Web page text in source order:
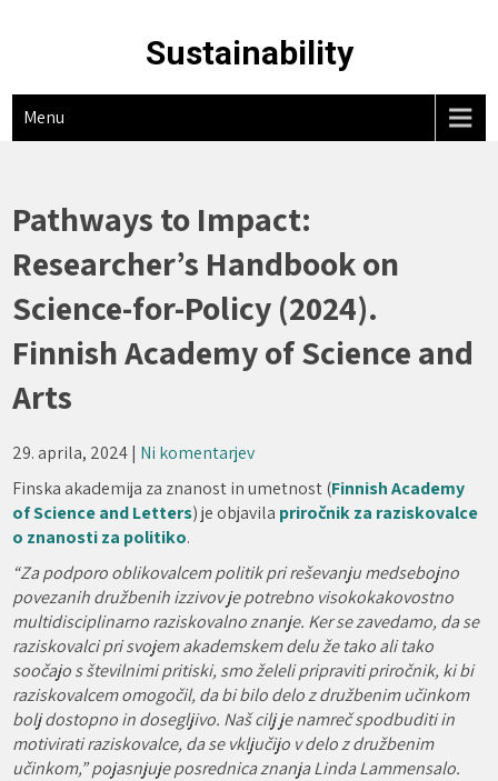
Sustainability
Menu
Pathways to Impact:
Researcher’s Handbook on
Science-for-Policy (2024).
Finnish Academy of Science and
Arts
29. aprila, 2024| Ni komentarjev
Finska akademija za znanost in umetnost (Finnish Academy
of Science and Letters) je objavila priročnik za raziskovalce
o znanosti za politiko.
“Za podporo oblikovalcem politik pri reševanju medsebojno
povezanih družbenih izzivov je potrebno visokokakovostno
multidisciplinarno raziskovalno znanje. Ker se zavedamo, da se
raziskovalci pri svojem akademskem delu že tako ali tako
soočajo s številnimi pritiski, smo želeli pripraviti priročnik, ki bi
raziskovalcem omogočil, da bi bilo delo z družbenim učinkom
bolj dostopno in dosegljivo. Naš cilj je namreč spodbuditi in
motivirati raziskovalce, da se vključijo v delo z družbenim
učinkom,” pojasnjuje posrednica znanja Linda Lammensalo.